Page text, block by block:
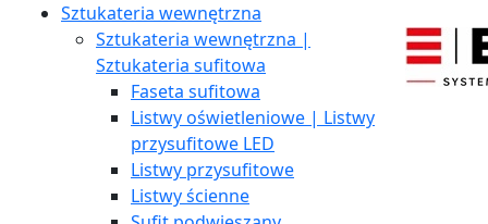
Sztukateria wewnętrzna
Sztukateria wewnętrzna |
Sztukateria sufitowa
Faseta sufitowa
Listwy oświetleniowe | Listwy
przysufitowe LED
Listwy przysufitowe
Listwy ścienne